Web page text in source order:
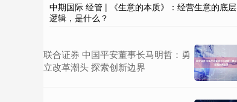
中期国际 经管 | 《生意的本质》：经营生意的底层
逻辑，是什么？
联合证券 中国平安董事长马明哲：勇
立改革潮头 探索创新边界